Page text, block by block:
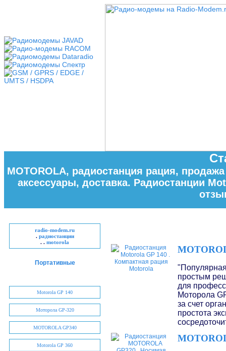
MOTOROLA, радиостанция рация,
аксессуары, доставка. Радиостанции
radio-modem.ru
. радиостанции
. . motorola
Портативные
Motorola GP 140
Моторола GP-320
MOTOROLA GP340
Motorola GP 360
простым
для
Моторола
за счет
простота